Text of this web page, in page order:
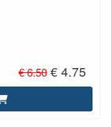
€ 6.50€ 4.75